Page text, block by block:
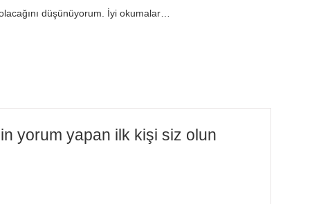
düşünüyorum. İyi okumalar…
yorum yapan ilk kişi siz olun